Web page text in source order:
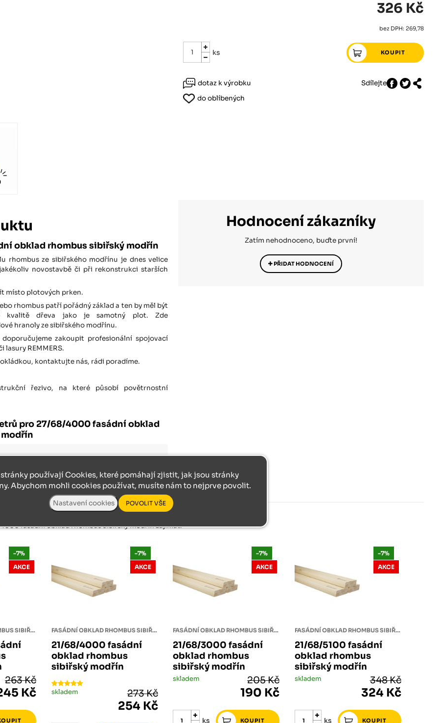
326 Kč
bez DPH: 269,78
ks
dotaz k výrobku
Sdílejte
do oblíbených
obklad rhombus sibiřský modřín
rhombus ze sibiřského modřínu je dnes velice
novostavbě či při rekonstrukci starších
místo plotových prken.
rhombus patří pořádný základ a ten by měl být
kvalitě dřeva jako je samotný plot. Zde
hranoly ze sibiřského modřínu.
zakoupit profesionální spojovací
lasury REMMERS.
kontaktujte nás, rádi poradíme.
řezivo, na které působí povětrnostní
pro 27/68/4000 fasádní obklad
Hodnocení zákazníky
Zatím nehodnoceno, buďte první!
PŘIDAT HODNOCENÍ
obklad rhombus sibiřský modřín
fasádní obklad rhombus sibiřský modřínzajímat:
FASÁDNÍ OBKLAD RHOMBUS SIBIŘSKÝ MODŘÍN
-7%
AKCE
263 Kč
Kč
FASÁDNÍ OBKLAD RHOMBUS SIBIŘSKÝ MODŘÍN
21/68/4000 fasádní
obklad rhombus
sibiřský modřín
-7%
AKCE
skladem 273 Kč
254 Kč
FASÁDNÍ OBKLAD RHOMBUS SIBIŘSKÝ MODŘÍN
21/68/3000 fasádní
obklad rhombus
sibiřský modřín
-7%
AKCE
skladem 205 Kč
190 Kč
ks
FASÁDNÍ OBKLAD RHOMBUS SIBIŘSKÝ MODŘÍN
21/68/5100 fasádní
obklad rhombus
sibiřský modřín
-7%
AKCE
skladem 348 Kč
324 Kč
ks
stránky používají Cookies, které pomáhají zjistit, jak jsou stránky
Abychom mohli cookies používat, musíte nám to nejprve povolit.